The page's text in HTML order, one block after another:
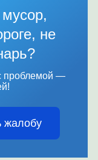
не
проблемой —
жалобу